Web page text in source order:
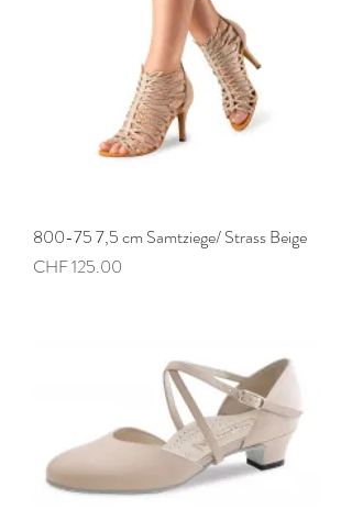
800-75 7,5 cm Samtziege/ Strass Beige
Preis
CHF 125.00